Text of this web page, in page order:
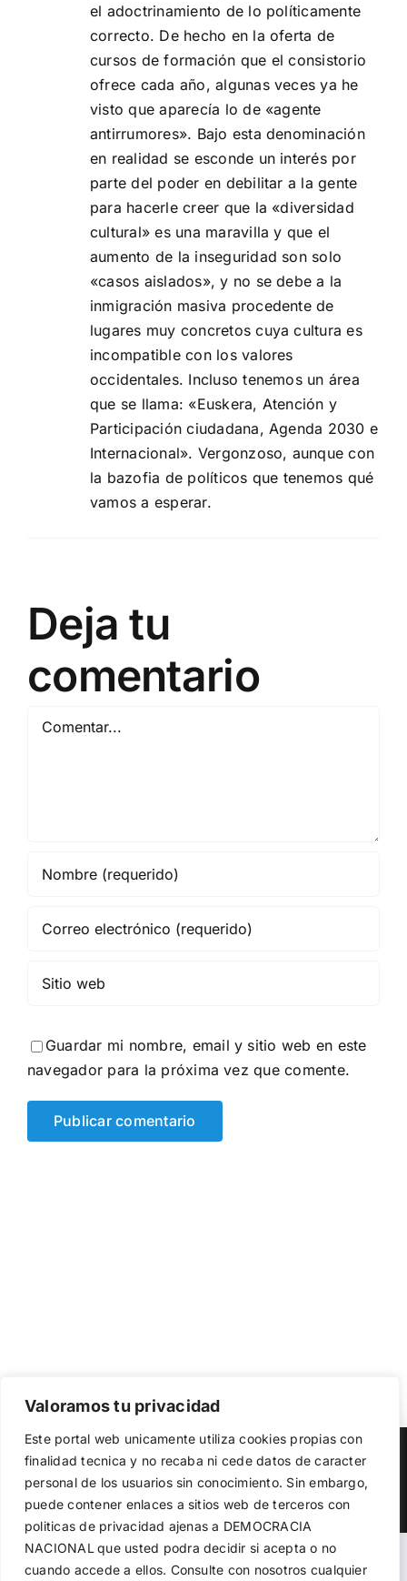
Valoramos tu privacidad
Este portal web unicamente utiliza cookies propias con
finalidad tecnica y no recaba ni cede datos de caracter
personal de los usuarios sin conocimiento. Sin embargo,
puede contener enlaces a sitios web de terceros con
politicas de privacidad ajenas a DEMOCRACIA
NACIONAL que usted podra decidir si acepta o no
cuando accede a ellos. Consulte con nosotros cualquier
el adoctrinamiento de lo políticamente
correcto. De hecho en la oferta de
cursos de formación que el consistorio
ofrece cada año, algunas veces ya he
visto que aparecía lo de «agente
antirrumores». Bajo esta denominación
en realidad se esconde un interés por
parte del poder en debilitar a la gente
para hacerle creer que la «diversidad
cultural» es una maravilla y que el
aumento de la inseguridad son solo
«casos aislados», y no se debe a la
inmigración masiva procedente de
lugares muy concretos cuya cultura es
incompatible con los valores
occidentales. Incluso tenemos un área
que se llama: «Euskera, Atención y
Participación ciudadana, Agenda 2030 e
Internacional». Vergonzoso, aunque con
la bazofia de políticos que tenemos qué
vamos a esperar.
Deja tu
comentario
Guardar mi nombre, email y sitio web en este
navegador para la próxima vez que comente.
Copyright 2023 | Democracia Nacional | All Rights Reserved
Facebook
TwitterInstagram
Warning: Undefined variable $visibility_homepage in
el funcionamiento de la web, medir su uso y mejorar
nuestros servicios. Puede aceptar todas las cookies,
rechazar las no necesarias o configurar sus preferencias.
Política de cookies
Aceptar todo